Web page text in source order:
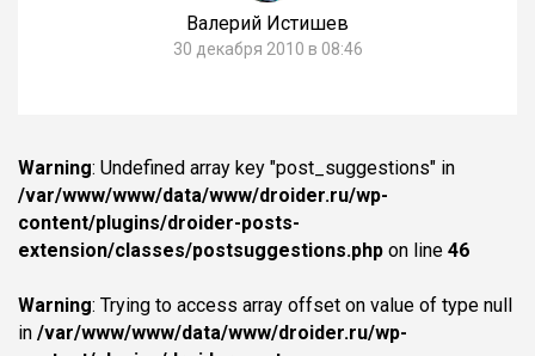
Валерий Истишев
30 декабря 2010 в 08:46
Warning: Undefined array key "post_suggestions" in
/var/www/www/data/www/droider.ru/wp-
content/plugins/droider-posts-
extension/classes/postsuggestions.php on line 46
Warning: Trying to access array offset on value of type null
in /var/www/www/data/www/droider.ru/wp-